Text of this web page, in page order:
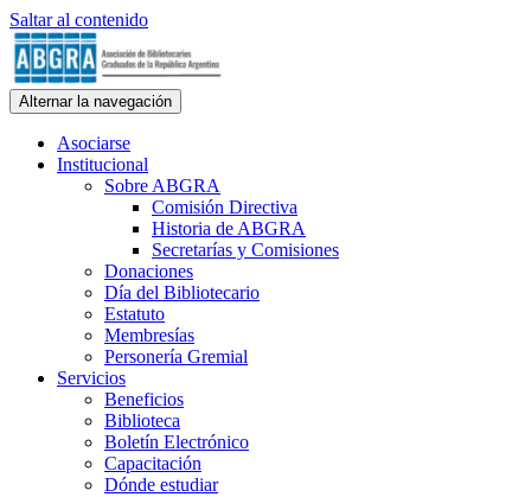
Saltar al contenido
ABGRA
Asociación de Bibliotecarios Graduados de la República Argentina.
Personería Gremial N° 354/60
Alternar la navegación
Asociarse
Institucional
Sobre ABGRA
Comisión Directiva
Historia de ABGRA
Secretarías y Comisiones
Donaciones
Día del Bibliotecario
Estatuto
Membresías
Personería Gremial
Servicios
Beneficios
Biblioteca
Boletín Electrónico
Capacitación
Dónde estudiar